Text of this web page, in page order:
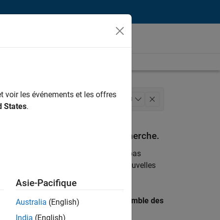
3
à vos critères de recherche.
. Si malgré tout vous ne trouvez pas
pour vous tenir au courant des nouvelles
par lieu pour trouver l’ensemble des
voir les événements et les offres
States.
Asie-Pacifique
Australia (English)
India (English)